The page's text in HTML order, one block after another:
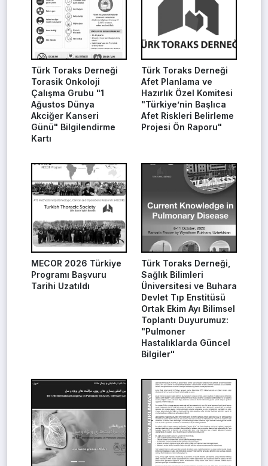
Türk Toraks Derneği
Torasik Onkoloji
Çalışma Grubu "1
Ağustos Dünya
Akciğer Kanseri
Günü" Bilgilendirme
Kartı
Türk Toraks Derneği
Afet Planlama ve
Hazırlık Özel Komitesi
"Türkiye’nin Başlıca
Afet Riskleri Belirleme
Projesi Ön Raporu"
MECOR 2026 Türkiye
Programı Başvuru
Tarihi Uzatıldı
Türk Toraks Derneği,
Sağlık Bilimleri
Üniversitesi ve Buhara
Devlet Tıp Enstitüsü
Ortak Ekim Ayı Bilimsel
Toplantı Duyurumuz:
"Pulmoner
Hastalıklarda Güncel
Bilgiler"